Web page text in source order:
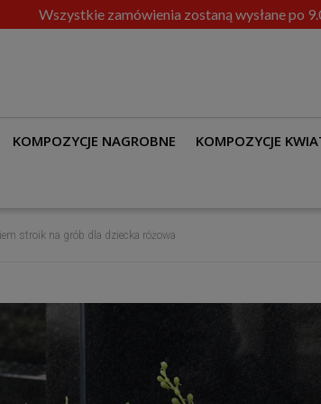
Wszystkie zamówienia zostaną wysłane po
KOMPOZYCJE NAGROBNE KOMPOZYCJE
stroik na grób dla dziecka różowa